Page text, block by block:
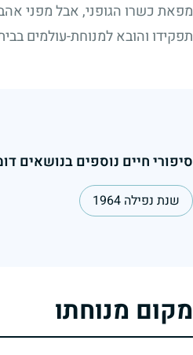
מפאת כשרו הגופני, אבל מפני
תפקידו והובא למנוחת-עולמים
סיפורי חיים נוספים בנושאים
שנת נפילה 1964
מקום מנוחתו